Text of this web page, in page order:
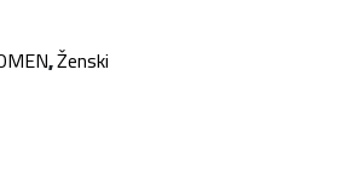
j
,Ženski